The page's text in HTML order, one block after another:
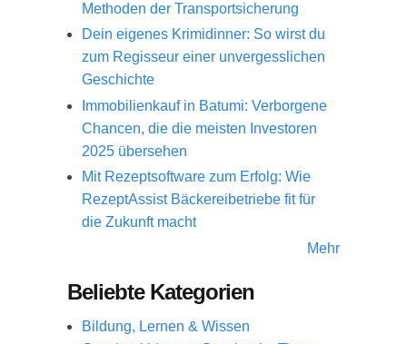
Methoden der Transportsicherung
Dein eigenes Krimidinner: So wirst du
zum Regisseur einer unvergesslichen
Geschichte
Immobilienkauf in Batumi: Verborgene
Chancen, die die meisten Investoren
2025 übersehen
Mit Rezeptsoftware zum Erfolg: Wie
RezeptAssist Bäckereibetriebe fit für
die Zukunft macht
Mehr
Beliebte Kategorien
Bildung, Lernen & Wissen